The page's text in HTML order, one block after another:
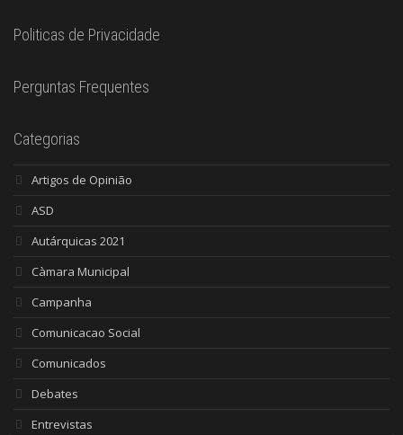
Politicas de Privacidade
Perguntas Frequentes
Categorias
Artigos de Opinião
ASD
Autárquicas 2021
Càmara Municipal
Campanha
Comunicacao Social
Comunicados
Debates
Entrevistas